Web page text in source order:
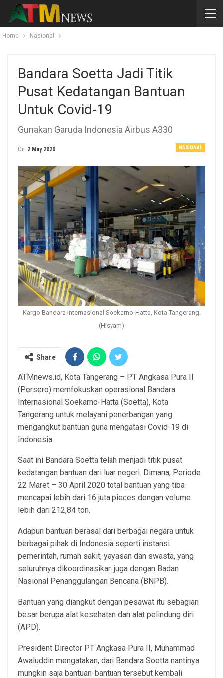
Home Nasional
Bandara Soetta Jadi Titik
Pusat Kedatangan Bantuan
Untuk Covid-19
Gunakan Garuda Indonesia Airbus A330
NASIONAL
On 2 May 2020
Kargo Bandara Internasional Soekarno-Hatta, Kota Tangerang.
(Hisyam)
Share
ATMnews.id, Kota Tangerang – PT Angkasa Pura II
(Persero) memfokuskan operasional Bandara
Internasional Soekarno-Hatta (Soetta), Kota
Tangerang untuk melayani penerbangan yang
mengangkut bantuan guna mengatasi Covid-19 di
Indonesia.
Saat ini Bandara Soetta telah menjadi titik pusat
kedatangan bantuan dari luar negeri. Dimana, Periode
22 Maret – 30 April 2020 total bantuan yang tiba
mencapai lebih dari 16 juta pieces dengan volume
lebih dari 212,84 ton.
Adapun bantuan berasal dari berbagai negara untuk
berbagai pihak di Indonesia seperti instansi
pemerintah, rumah sakit, yayasan dan swasta, yang
seluruhnya dikoordinasikan juga dengan Badan
Nasional Penanggulangan Bencana (BNPB).
Bantuan yang diangkut dengan pesawat itu sebagian
besar berupa alat kesehatan dan alat pelindung diri
(APD).
President Director PT Angkasa Pura II, Muhammad
Awaluddin mengatakan, dari Bandara Soetta nantinya
mungkin saja bantuan-bantuan tersebut kembali